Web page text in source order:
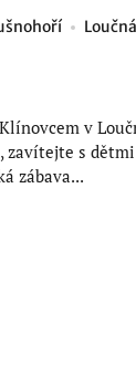
v
zavítejte s
zábava...